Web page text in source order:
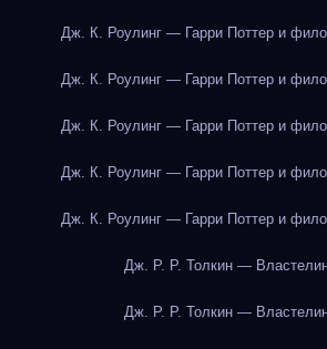
Дж. К. Роулинг — Гарри Поттер и
Дж. К. Роулинг — Гарри Поттер и
Дж. К. Роулинг — Гарри Поттер и
Дж. К. Роулинг — Гарри Поттер и
Дж. К. Роулинг — Гарри Поттер и
Дж. Р. Р. Толкин —
Дж. Р. Р. Толкин —